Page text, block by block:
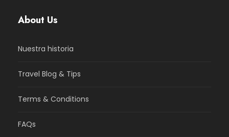
About Us
Nuestra historia
Travel Blog & Tips
Terms & Conditions
FAQs